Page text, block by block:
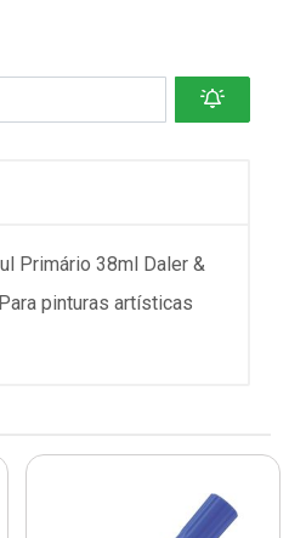
Primário 38ml Daler &
pinturas artísticas